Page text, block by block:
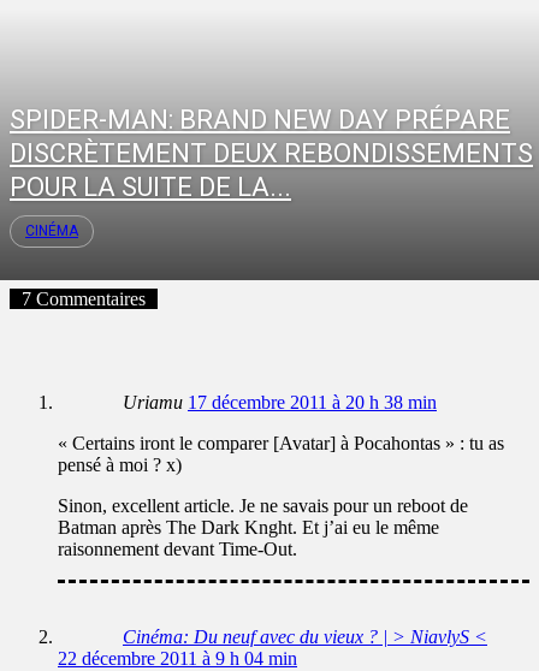
SPIDER-MAN: BRAND NEW DAY PRÉPARE
DISCRÈTEMENT DEUX REBONDISSEMENTS
POUR LA SUITE DE LA...
CINÉMA
7 Commentaires
Uriamu 17 décembre 2011 à 20 h 38 min
« Certains iront le comparer [Avatar] à Pocahontas » : tu as
pensé à moi ? x)
Sinon, excellent article. Je ne savais pour un reboot de
Batman après The Dark Knght. Et j’ai eu le même
raisonnement devant Time-Out.
Cinéma: Du neuf avec du vieux ? | > NiavlyS <
22 décembre 2011 à 9 h 04 min